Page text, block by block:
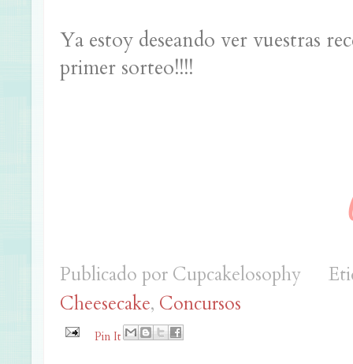
Ya estoy deseando ver vuestras
primer sorteo!!!!
Publicado por Cupcakelosophy
Cheesecake, Concursos
Pin It